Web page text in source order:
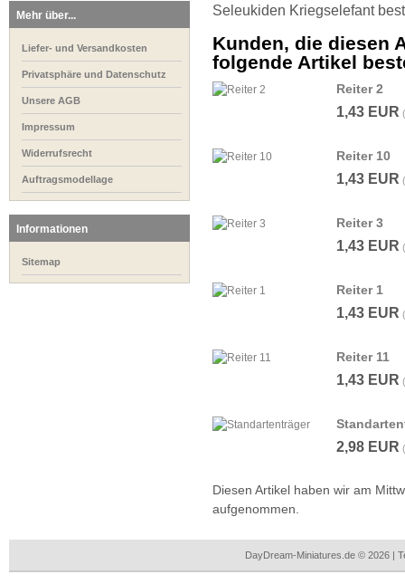
Mehr über...
Liefer- und Versandkosten
Privatsphäre und Datenschutz
Unsere AGB
Impressum
Widerrufsrecht
Auftragsmodellage
Informationen
Sitemap
Seleukiden Kriegselefant
Kunden, die diesen
folgende Artikel
Reiter 2
1,43 EUR
Reiter 10
1,43 EUR
Reiter 3
1,43 EUR
Reiter 1
1,43 EUR
Reiter 11
1,43 EUR
2,98 EUR
Diesen Artikel haben wir am
aufgenommen.
DayDream-Miniatures.de © 2026 |